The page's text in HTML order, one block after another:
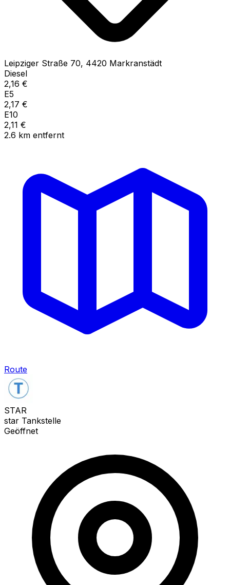
Leipziger Straße 70, 4420 Markranstädt
Diesel
2,16 €
E5
2,17 €
E10
2,11 €
2.6 km entfernt
Route
STAR
star Tankstelle
Geöffnet